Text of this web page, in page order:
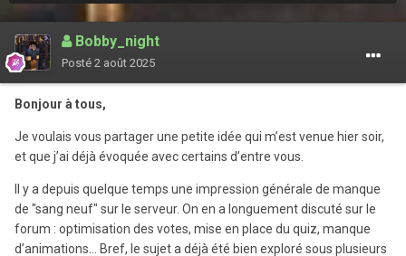
Bobby_night
Posté 2 août 2025
Bonjour à tous,
Je voulais vous partager une petite idée qui m’est venue hier soir,
et que j’ai déjà évoquée avec certains d’entre vous.
Il y a depuis quelque temps une impression générale de manque
de "sang neuf" sur le serveur. On en a longuement discuté sur le
forum : optimisation des votes, mise en place du quiz, manque
d’animations… Bref, le sujet a déjà été bien exploré sous plusieurs